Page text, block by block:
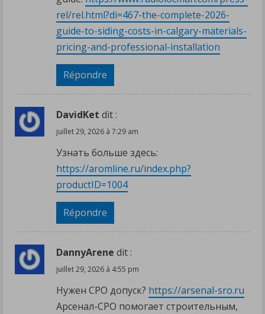
rel/rel.html?di=467-the-complete-2026-
guide-to-siding-costs-in-calgary-materials-
pricing-and-professional-installation
Répondre
DavidKet dit :
juillet 29, 2026 à 7:29 am
Узнать больше здесь:
https://aromline.ru/index.php?
productID=1004
Répondre
DannyArene dit :
juillet 29, 2026 à 4:55 pm
Нужен СРО допуск? https://arsenal-sro.ru
Арсенал-СРО помогает строительным,